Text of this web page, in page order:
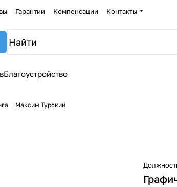
Гарантии Компенсации Контакты
Благоустройство
Максим Турский